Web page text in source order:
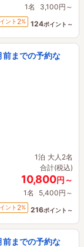
1名 3,100円～
ント 2% 124ポイント～
までの予約な
1泊 大人2名
合計(税込)
10,800円～
1名 5,400円～
ント 2% 216ポイント～
までの予約な